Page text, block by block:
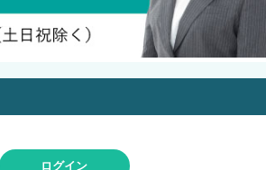
ログイン